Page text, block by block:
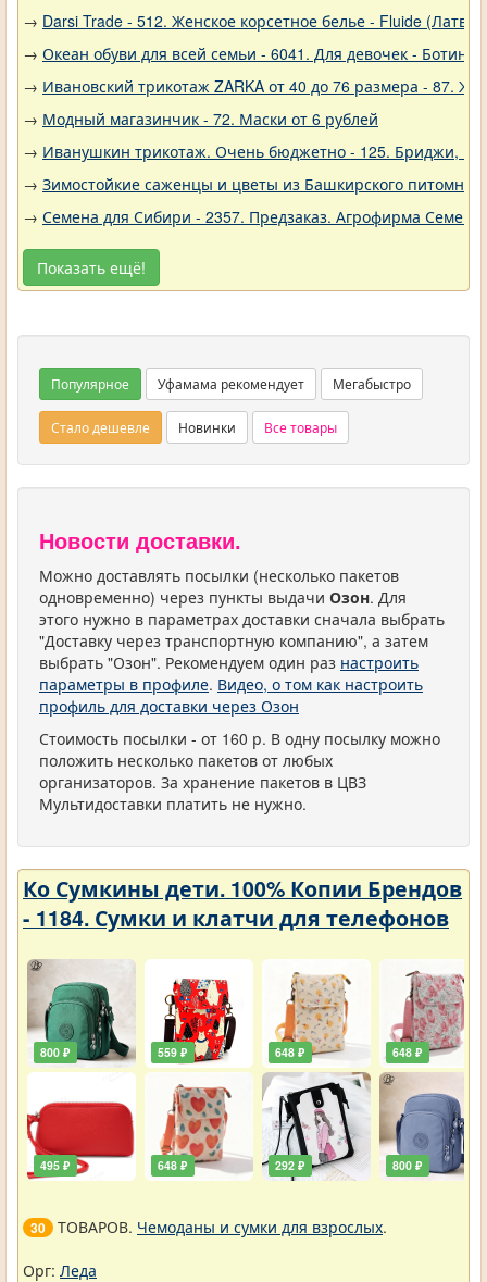
→ Darsi Trade - 512. Женское корсетное белье - Fluide
→ Океан обуви для всей семьи - 6041. Для девочек - Ботинки
→ Ивановский трикотаж ZARKA от 40 до 76 размера - 87.
→ Модный магазинчик - 72. Маски от 6 рублей
→ Иванушкин трикотаж. Очень бюджетно - 125. Бриджи,
→ Зимостойкие саженцы и цветы из Башкирского
→ Семена для Сибири - 2357. Предзаказ. Агрофирма
Показать ещё!
Популярное Уфамама рекомендует Мегабыстро
Стало дешевле Новинки Все товары
Новости доставки.
Можно доставлять посылки (несколько пакетов
одновременно) через пункты выдачи Озон. Для
этого нужно в параметрах доставки сначала выбрать
"Доставку через транспортную компанию", а затем
выбрать "Озон". Рекомендуем один раз настроить
параметры в профиле. Видео, о том как настроить
профиль для доставки через Озон
Стоимость посылки - от 160 р. В одну посылку можно
положить несколько пакетов от любых
организаторов. За хранение пакетов в ЦВЗ
Мультидоставки платить не нужно.
Ко Сумкины дети. 100% Копии Брендов
- 1184. Сумки и клатчи для телефонов
800 ₽
495 ₽
559 ₽
648 ₽
648 ₽
292 ₽
648 ₽
800 ₽
30 ТОВАРОВ. Чемоданы и сумки для взрослых.
Орг: Леда